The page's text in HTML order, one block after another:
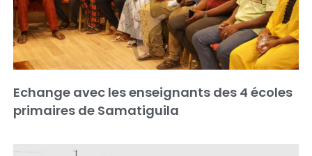
Echange avec les enseignants des 4 écoles
primaires de Samatiguila